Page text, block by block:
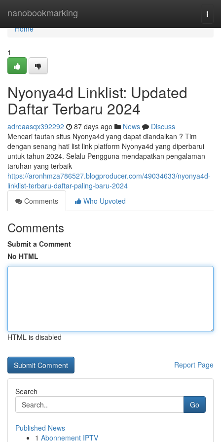
nanobookmarking
Home
Home
1
Nyonya4d Linklist: Updated
Daftar Terbaru 2024
adreaasqx392292 87 days ago News
Discuss
Mencari tautan situs Nyonya4d yang dapat diandalkan ? Tim
dengan senang hati list link platform Nyonya4d yang diperbarui
untuk tahun 2024. Selalu Pengguna mendapatkan pengalaman
taruhan yang terbaik
https://aronhmza786527.blogproducer.com/49034633/nyonya4d-
linklist-terbaru-daftar-paling-baru-2024
Comments
Who Upvoted
Comments
Submit a Comment
No HTML
HTML is disabled
Report Page
Search
Go
Published News
1 Abonnement IPTV